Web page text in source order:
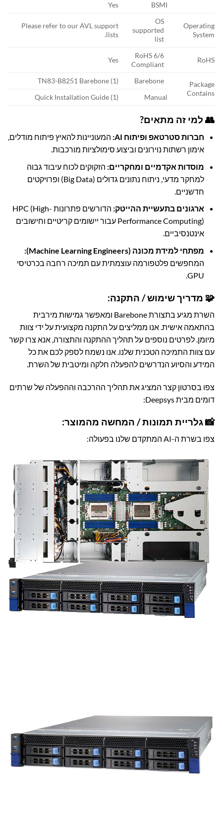
BSMI
Yes
Operating
System
OS
supported
list
Please refer to our AVL support
lists.
RoHS
RoHS 6/6
Compliant
Yes
Package
Contains
Barebone
(1) TN83-B8251 Barebone
Manual
(1) Quick Installation Guide
👥 למי זה מתאים?
חברות סטרטאפ ופיתוח AI:
המעוניינות להאיץ פיתוח מודלים,
אימון רשתות נוירונים וביצוע סימולציות מורכבות.
מוסדות אקדמיים ומחקריים: הזקוקים לכוח עיבוד גבוה
למחקר מדעי, ניתוח נתונים גדולים (Big Data) ופרויקטים
חדשניים.
ארגונים בתעשיית ההייטק:
הדורשים פתרונות HPC (High-
Performance Computing) עבור יישומים קריטיים וחישובים
אינטנסיביים.
מפתחי למידת מכונה (Machine Learning Engineers):
המחפשים פלטפורמה עוצמתית עם תמיכה רחבה בכרטיסי
GPU.
🧩 מדריך שימוש / התקנה:
השרת מגיע בתצורת Barebone ומאפשר גמישות מירבית
בהתאמה אישית. אנו ממליצים על התקנה מקצועית על ידי צוות
מיומן. לפרטים נוספים על תהליך ההתקנה והתצורה, אנא צרו קשר
עם צוות התמיכה הטכנית שלנו. אנו נשמח לספק לכם את כל
המידע והסיוע הנדרשים להפעלה חלקה ומיטבית של השרת.
צפו בסרטון קצר המציג את תהליך ההרכבה וההפעלה של שרתים
דומים מבית Deepsys:
📸 גלריית תמונות / המחשה מהמוצר:
צפו בשרת ה-AI המתקדם שלנו בפעולה: